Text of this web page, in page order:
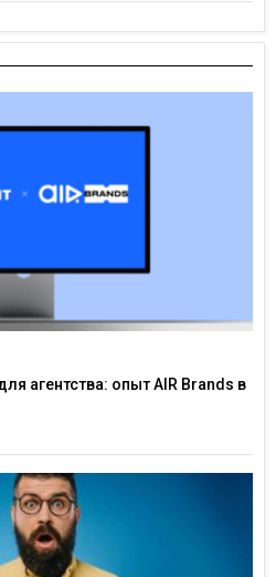
агентства: опыт AIR Brands в